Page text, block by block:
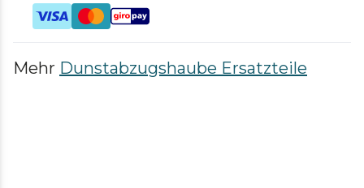
Mehr Dunstabzugshaube Ersatzteile